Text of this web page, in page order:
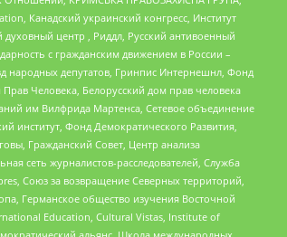
Канадский украинский конгресс, Институт
центр , Риддл, Русский антивоенный
с гражданским движением в России –
народных депутатов, Гринпис Интернешнл, Фонд
Человека, Белорусский дом прав человека
им Вилфрида Мартенса, Сетевое объединение
институт, Фонд Демократического Развития,
Гражданский Совет, Центр анализа
сеть журналистов-расследователей, Служба
Союз за возвращение Северных территорий,
Германское общество изучения Восточной
Education, Cultural Vistas, Institute of